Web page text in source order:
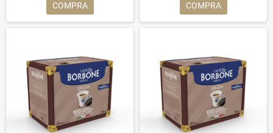
COMPRA COMPRA